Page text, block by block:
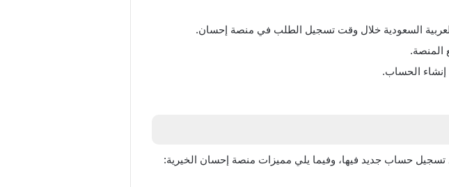
السعودية خلال وقت تسجيل الطلب في منصة إحسان.
المنصة.
إنشاء الحساب.
تسجيل حساب جديد فيها، وفيما يلي مميزات منصة إحسان الخيرية: